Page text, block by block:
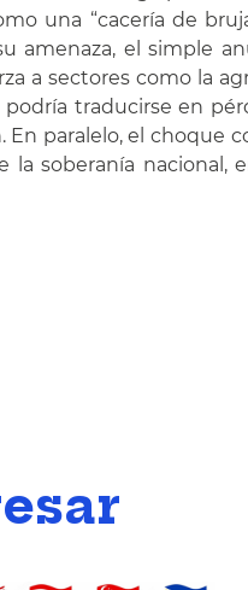
una “cacería de
el simple
a sectores como la
traducirse en
paralelo, el choque
soberanía